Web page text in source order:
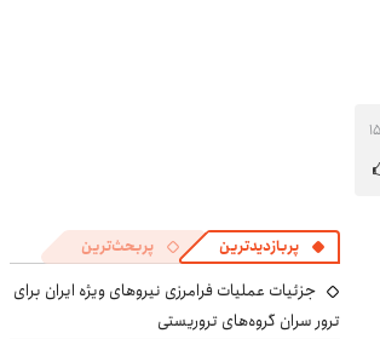
پربازدیدترین پربحث‌ترین
جزئیات عملیات فرامرزی نیروهای ویژه ایران برای
ترور سران گروه‌های تروریستی